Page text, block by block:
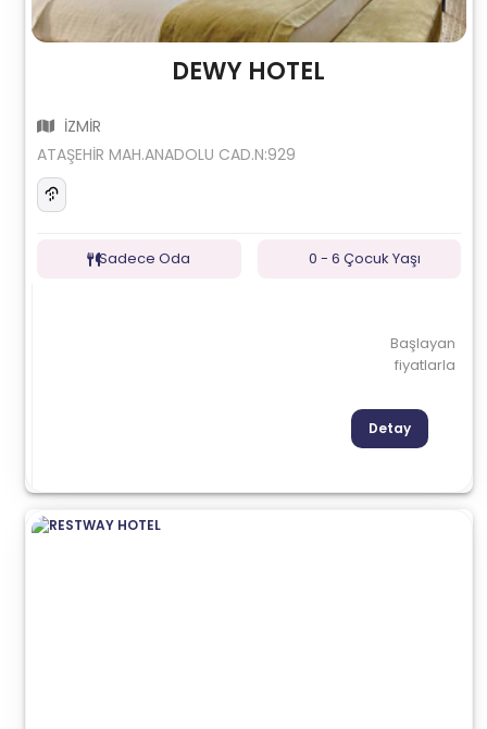
DEWY HOTEL
İZMİR
ATAŞEHİR MAH.ANADOLU CAD.N:929
Sadece Oda 0 - 6 Çocuk Yaşı
Başlayan
fiyatlarla
Detay